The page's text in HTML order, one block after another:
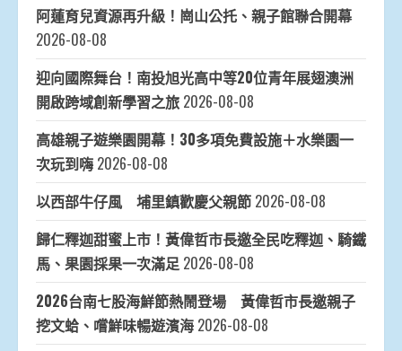
阿蓮育兒資源再升級！崗山公托、親子館聯合開幕
2026-08-08
迎向國際舞台！南投旭光高中等20位青年展翅澳洲
開啟跨域創新學習之旅 2026-08-08
高雄親子遊樂園開幕！30多項免費設施＋水樂園一
次玩到嗨 2026-08-08
以西部牛仔風 埔里鎮歡慶父親節 2026-08-08
歸仁釋迦甜蜜上市！黃偉哲市長邀全民吃釋迦、騎鐵
馬、果園採果一次滿足 2026-08-08
2026台南七股海鮮節熱鬧登場 黃偉哲市長邀親子
挖文蛤、嚐鮮味暢遊濱海 2026-08-08